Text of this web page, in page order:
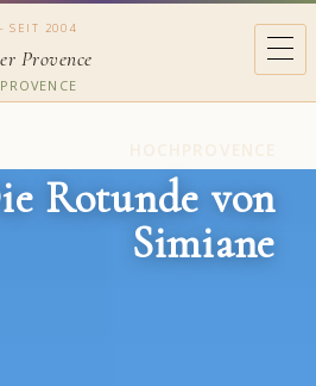
SEIT 2004
Provence
Rotunde von
Simiane